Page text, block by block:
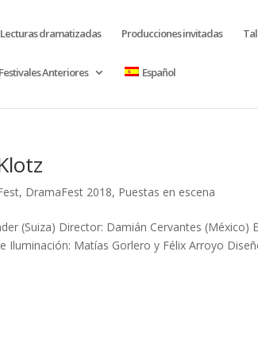
Lecturas dramatizadas Producciones invitadas
Festivales Anteriores Español
, DramaFest 2018, Puestas en escena
(Suiza) Director: Damián Cervantes (México)
Iluminación: Matías Gorlero y Félix Arroyo